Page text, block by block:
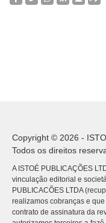
Copyright © 2026 -
Todos os direitos
A ISTOÉ PUBLICAÇÕES
vinculação editorial e
PUBLICACÕES LTDA
realizamos cobranças e
contrato de assinatura da